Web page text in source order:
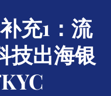
充1：流
技出海银